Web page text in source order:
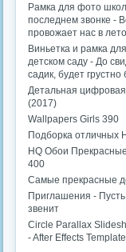
Рамка для фото
последнем звонке -
провожает нас в лето
Виньетка и рамка
детском саду - До
садик, будет грустно
Детальная
(2017)
Wallpapers Girls 390
Подборка отличных
HQ Обои
400
Самые прекрасные
Приглашения -
звенит
Circle Parallax
- After Effects